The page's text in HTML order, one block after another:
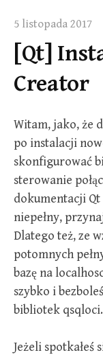
5 listopada 2017
[Qt]
Creator
Witam, jako, że
po instalacji
skonfigurować
sterowanie
dokumentacji Qt
niepełny,
Dlatego też, ze
potomnych
bazę na
szybko i
bibliotek
Jeżeli spotkałeś